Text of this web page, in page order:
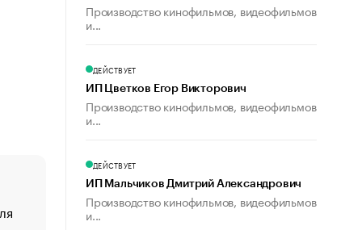
«От спорта тело стареет иначе». Как живет глава
Производство кинофильмов, видеофильмов
и...
ДЕЙСТВУЕТ
ИП Цветков Егор Викторович
Производство кинофильмов, видеофильмов
и...
ДЕЙСТВУЕТ
ИП Мальчиков Дмитрий Александрович
Производство кинофильмов, видеофильмов
и...